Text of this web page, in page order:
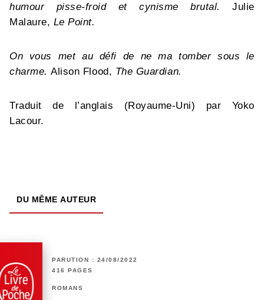
humour pisse-froid et cynisme brutal.Julie
Malaure, Le Point.
On vous met au défi de ne ma tomber sous le
charme.Alison Flood, The Guardian.
Traduit de l’anglais (Royaume-Uni) par Yoko
Lacour.
DU MÊME AUTEUR
PARUTION : 24/08/2022
416 PAGES
ROMANS